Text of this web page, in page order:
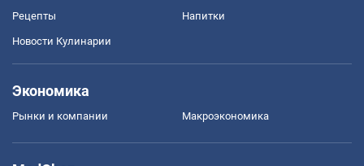
Рецепты Напитки
Новости Кулинарии
Экономика
Рынки и компании Mакроэкономика